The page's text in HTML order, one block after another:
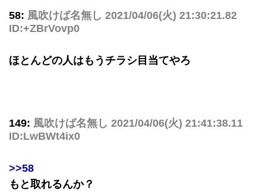
58: 風吹けば名無し 2021/04/06(火) 21:30:21.82
ID:+ZBrVovp0
ほとんどの人はもうチラシ目当てやろ
149: 風吹けば名無し 2021/04/06(火) 21:41:38.11
ID:LwBWt4ix0
>>58
もと取れるんか？